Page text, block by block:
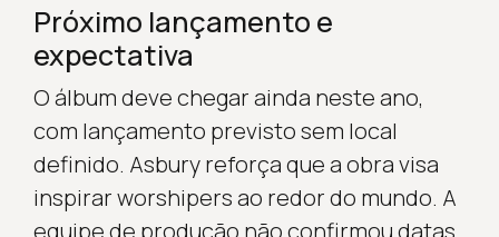
Próximo lançamento e
expectativa
O álbum deve chegar ainda neste ano,
com lançamento previsto sem local
definido. Asbury reforça que a obra visa
inspirar worshipers ao redor do mundo. A
equipe de produção não confirmou datas